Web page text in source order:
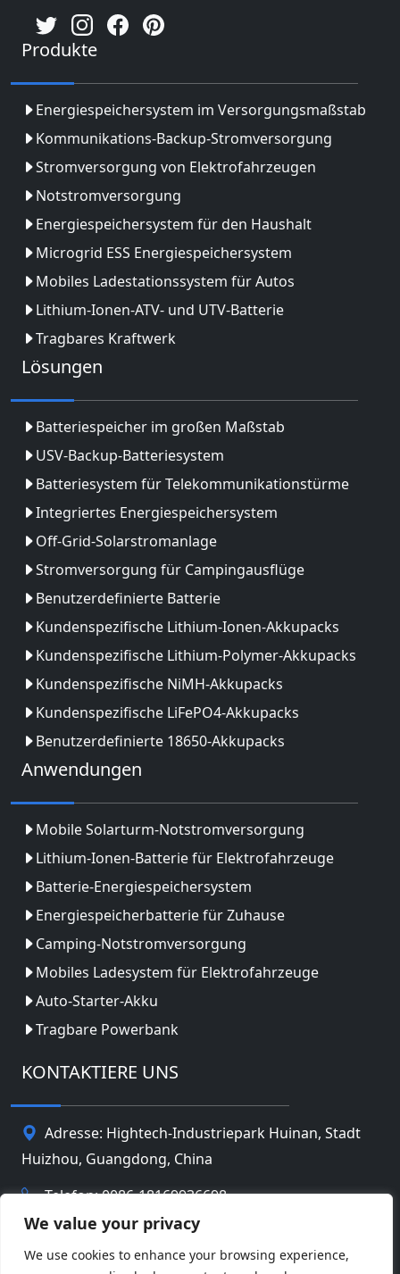
We value your privacy
We use cookies to enhance your browsing experience,
Produkte
Energiespeichersystem im Versorgungsmaßstab
Kommunikations-Backup-Stromversorgung
Stromversorgung von Elektrofahrzeugen
Notstromversorgung
Energiespeichersystem für den Haushalt
Microgrid ESS Energiespeichersystem
Mobiles Ladestationssystem für Autos
Lithium-Ionen-ATV- und UTV-Batterie
Tragbares Kraftwerk
Lösungen
Batteriespeicher im großen Maßstab
USV-Backup-Batteriesystem
Batteriesystem für Telekommunikationstürme
Integriertes Energiespeichersystem
Off-Grid-Solarstromanlage
Stromversorgung für Campingausflüge
Benutzerdefinierte Batterie
Kundenspezifische Lithium-Ionen-Akkupacks
Kundenspezifische Lithium-Polymer-Akkupacks
Kundenspezifische NiMH-Akkupacks
Kundenspezifische LiFePO4-Akkupacks
Benutzerdefinierte 18650-Akkupacks
Anwendungen
Mobile Solarturm-Notstromversorgung
Lithium-Ionen-Batterie für Elektrofahrzeuge
Batterie-Energiespeichersystem
Energiespeicherbatterie für Zuhause
Camping-Notstromversorgung
Mobiles Ladesystem für Elektrofahrzeuge
Auto-Starter-Akku
Tragbare Powerbank
KONTAKTIERE UNS
Adresse: Hightech-Industriepark Huinan, Stadt
Huizhou, Guangdong, China
Telefon: 0086-18169936698
info@jbbatterychina.com